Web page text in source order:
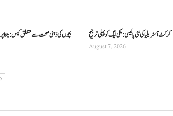
بچوں کی ذہنی صحت سے متعلق کیس: میٹا پر 57 کروڑ ڈالر سے زائد جرمانہ کرکٹ آسٹریلیا کی نئی پالیسی: ملکی لیگ کو پہلی ترجیح
August 7, 2026